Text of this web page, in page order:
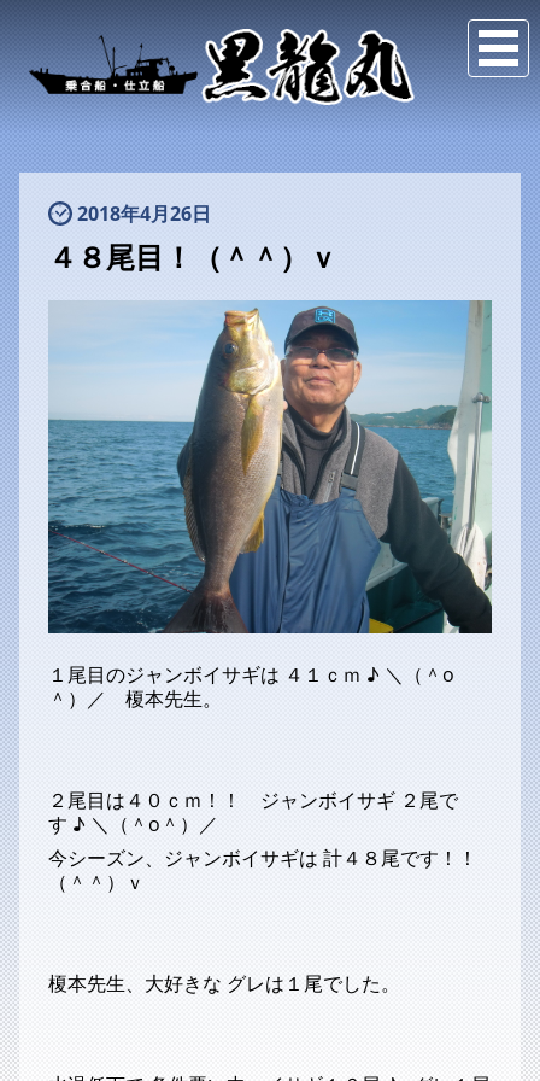
2018年4月26日
４８尾目！（＾＾）ｖ
１尾目のジャンボイサギは ４１ｃｍ ♪ ＼（＾o
＾）／ 榎本先生。
２尾目は４０ｃｍ！！ ジャンボイサギ ２尾で
す ♪ ＼（＾o＾）／
今シーズン、ジャンボイサギは 計４８尾です！！
（＾＾）ｖ
榎本先生、大好きな グレは１尾でした。